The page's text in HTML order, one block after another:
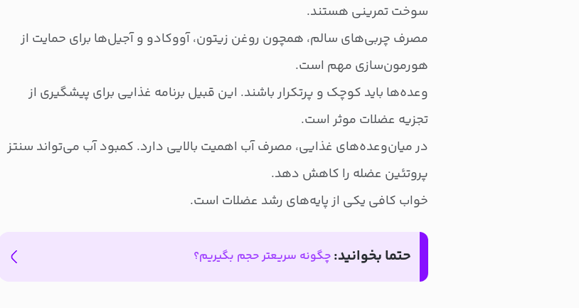
سوخت تمرینی هستند.
مصرف چربی‌های سالم، همچون روغن زیتون، آووکادو و آجیل‌ها برای حمایت از
هورمون‌سازی مهم است.
وعده‌ها باید کوچک و پرتکرار باشند. این قبیل برنامه غذایی برای پیشگیری از
تجزیه عضلات موثر است.
در میان‌وعده‌های غذایی، مصرف آب اهمیت بالایی دارد. کمبود آب می‌تواند سنتز
پروتئین عضله را کاهش دهد.
خواب کافی یکی از پایه‌های رشد عضلات است.
حتما بخوانید: چگونه سریعتر حجم بگیریم؟